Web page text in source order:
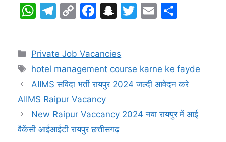
W
s
A
p
p
T
gr
a
m
C
y
Li
n
k
F
e
b
o
o
k
S
p
c
h
at
T
E
Categories
Private Job Vacancies
Tags
hotel management course karne ke fayde
AIIMS सविदा भर्ती रायपुर 2024 जल्दी आवेदन करे
AIIMS Raipur Vacancy
New Raipur Vaccancy 2024 नवा रायपुर में आई
वैकेंसी आईआईटी रायपुर छत्तीसगढ़